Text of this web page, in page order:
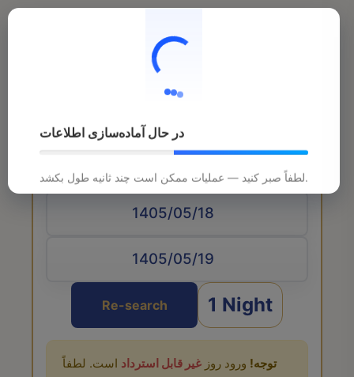
Arrival date
Re-search 1 Night
توجه! ورود روز غیر قابل استرداد است. لطفاً
در حال آماده‌سازی اطلاعات
لطفاً صبر کنید — عملیات ممکن است چند ثانیه طول بکشد.